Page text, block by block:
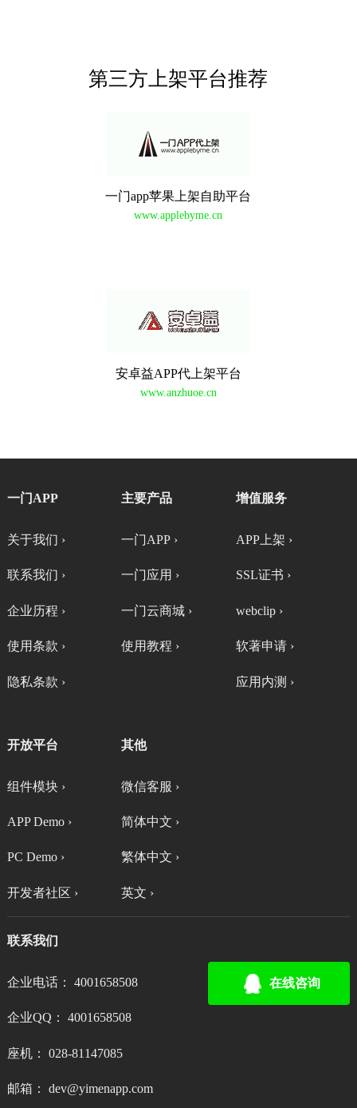
第三方上架平台推荐
一门app苹果上架自助平台
www.applebyme.cn
安卓益APP代上架平台
www.anzhuoe.cn
一门APP
关于我们 ›
联系我们 ›
企业历程 ›
使用条款 ›
隐私条款 ›
主要产品
一门APP ›
一门应用 ›
一门云商城 ›
使用教程 ›
增值服务
APP上架 ›
SSL证书 ›
webclip ›
软著申请 ›
应用内测 ›
开放平台
组件模块 ›
APP Demo ›
PC Demo ›
开发者社区 ›
其他
微信客服 ›
简体中文 ›
繁体中文 ›
英文 ›
联系我们
企业电话： 4001658508
企业QQ： 4001658508
座机： 028-81147085
邮箱： dev@yimenapp.com
在线咨询